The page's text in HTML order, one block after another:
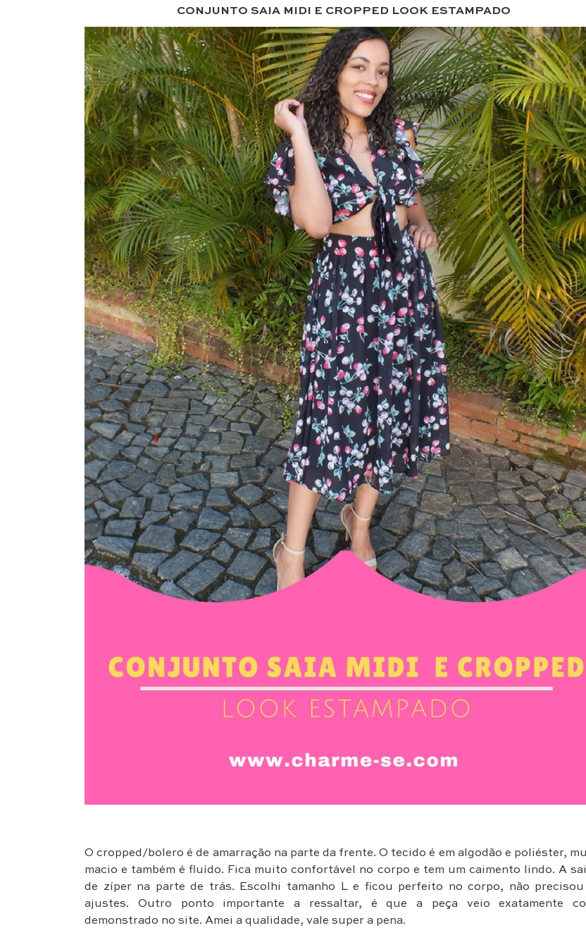
CONJUNTO SAIA MIDI E CROPPED LOOK ESTAMPADO
O cropped/bolero é de amarração na parte da frente. O tecido é em algodão e poliéster,
macio e também é fluído. Fica muito confortável no corpo e tem um caimento lindo. A
de zíper na parte de trás. Escolhi tamanho L e ficou perfeito no corpo, não precisou
ajustes. Outro ponto importante a ressaltar, é que a peça veio exatamente
demonstrado no site. Amei a qualidade, vale super a pena.